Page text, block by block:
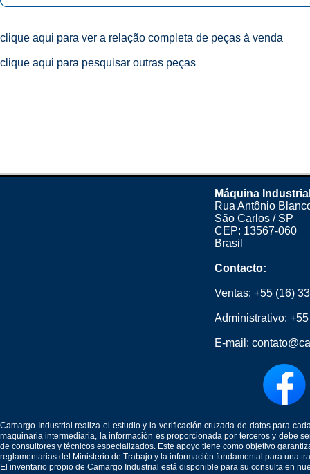
clique aqui para ver a relação completa de peças à venda
clique aqui para pesquisar outras peças
Máquina
Rua Antônio
São Carlos / SP
CEP: 13567-060
Brasil
Contacto:
Ventas: +55 (16)
Administrativo:
E-mail:
Camargo Industrial realiza el estudio y la verificación cruzada de datos para
maquinaria intermediaria, la información es proporcionada por terceros y debe
de consultores y técnicos especializados. Este apoyo tiene como objetivo
reglamentarias del Ministerio de Trabajo y la información fundamental para una
El inventario propio de Camargo Industrial está disponible para su consulta en